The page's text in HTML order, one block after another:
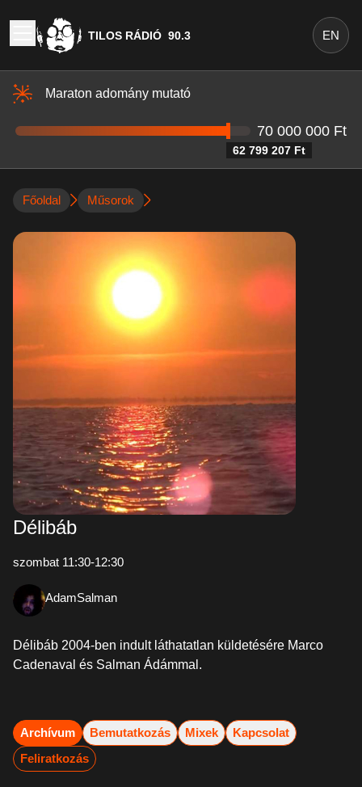
TILOS RÁDIÓ 90.3 EN
Maraton adomány mutató
62 799 207 Ft
70 000 000 Ft
Főoldal Műsorok
Délibáb
szombat 11:30-12:30
AdamSalman
Délibáb 2004-ben indult láthatatlan küldetésére Marco
Cadenaval és Salman Ádámmal.
Archívum Bemutatkozás Mixek
Kapcsolat
Feliratkozás